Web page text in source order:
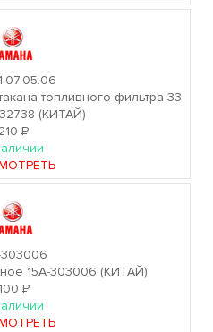
топливного фильтра 33
(КИТАЙ)
210Р
303006
15A-303006 (КИТАЙ)
100 Р